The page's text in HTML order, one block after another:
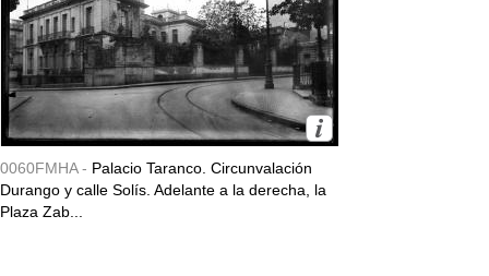
0060FMHA - Palacio Taranco. Circunvalación
Durango y calle Solís. Adelante a la derecha, la
Plaza Zab...